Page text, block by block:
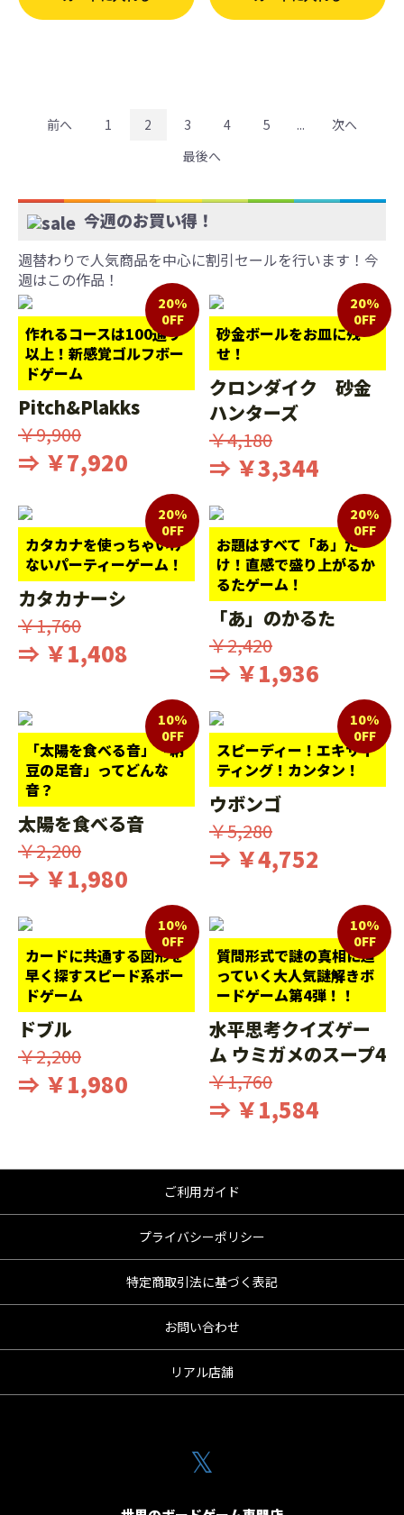
前へ 1 2 3 4 5 ...
次へ
最後へ
今週のお買い得！
週替わりで人気商品を中心に割引セールを行います！今
週はこの作品！
作れるコースは100通り
以上！新感覚ゴルフボー
ドゲーム
20%
0FF
Pitch&Plakks
￥9,900
⇒ ￥7,920
砂金ボールをお皿に残
せ！
20%
0FF
クロンダイク 砂金
ハンターズ
￥4,180
⇒ ￥3,344
カタカナを使っちゃいけ
ないパーティーゲーム！
20%
0FF
カタカナーシ
￥1,760
⇒ ￥1,408
お題はすべて「あ」だ
け！直感で盛り上がるか
るたゲーム！
20%
0FF
「あ」のかるた
￥2,420
⇒ ￥1,936
「太陽を食べる音」「納
豆の足音」ってどんな
音？
10%
0FF
太陽を食べる音
￥2,200
⇒ ￥1,980
スピーディー！エキサイ
ティング！カンタン！
10%
0FF
ウボンゴ
￥5,280
⇒ ￥4,752
カードに共通する図形を
早く探すスピード系ボー
ドゲーム
10%
0FF
ドブル
￥2,200
⇒ ￥1,980
質問形式で謎の真相に迫
っていく大人気謎解きボ
ードゲーム第4弾！！
10%
0FF
水平思考クイズゲー
ム ウミガメのスープ4
￥1,760
⇒ ￥1,584
ご利用ガイド
プライバシーポリシー
特定商取引法に基づく表記
お問い合わせ
リアル店舗
𝕏